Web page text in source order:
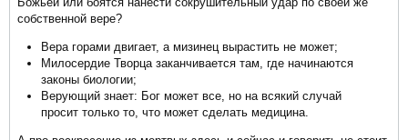
собственной вере?
Вера горами двигает, а мизинец вырастить не может;
Милосердие Творца заканчивается там, где начинаются
законы биологии;
Верующий знает: Бог может все, но на всякий случай
просит только то, что может сделать медицина.